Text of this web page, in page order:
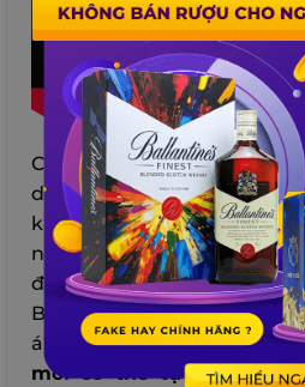
Có thể thấy, hết năm này
dùng rượu Việt cứ mặc
không hề biết kẻ hại
người cùng màu da. Đó
đáng buồn, nhưng cũng
Bởi lẽ, chúng ta không
án lương tâm của bất kỳ
mới có thể tự bảo vệ